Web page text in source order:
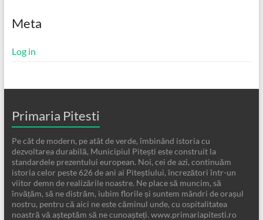
Meta
Log in
Primaria Pitesti
Pe cât de modern, pe atât de verde, îmbinând istoria cu
dezvoltarea durabilă, Municipiul Pitești este construit la
standardele prezentului european. Noi, cei de azi, continuăm
istoria celor peste 626 de ani ai Piteștiului, încrezători într-un
viitor demn de realizările noastre. Ne place să muncim, să
învățăm, să ne distrăm, iubim florile și suntem mândri de orașul
nostru, pentru că aici ne este căminul unde, cu ospitalitatea
noastră vă așteptăm să ne cunoașteți. www.primariapitesti.ro